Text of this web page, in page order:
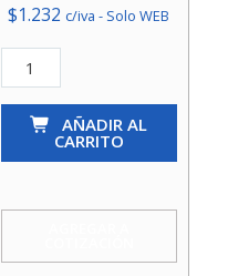
$1.232 c/iva - Solo WEB
Codo
So-
cantidad
AÑADIR AL
CARRITO